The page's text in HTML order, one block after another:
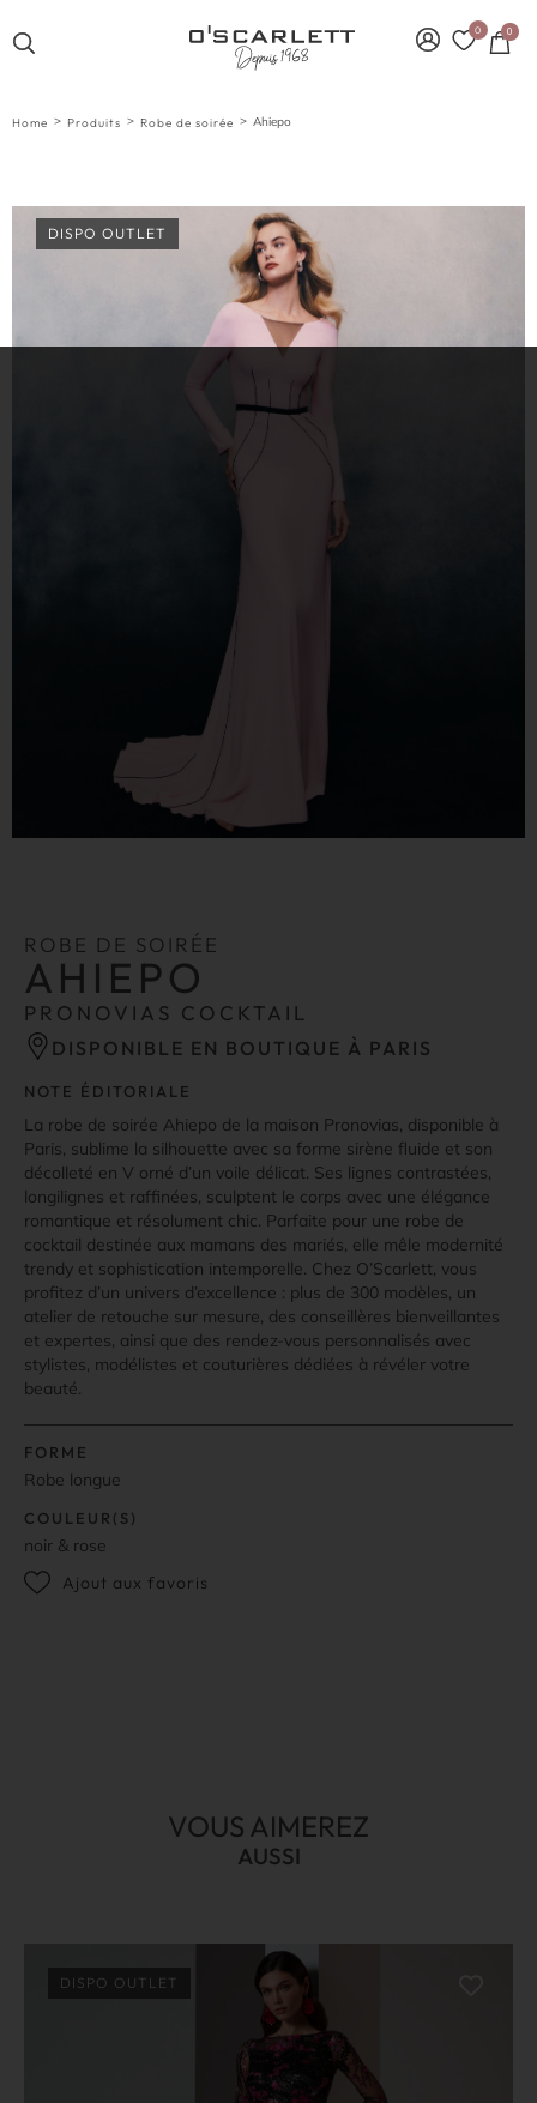
0 0
Home > Produits > Robe de soirée > Ahiepo
DISPO OUTLET
ROBE DE SOIRÉE
AHIEPO
PRONOVIAS COCKTAIL
DISPONIBLE EN BOUTIQUE À PARIS
NOTE ÉDITORIALE
La robe de soirée Ahiepo de la maison Pronovias, disponible à
Paris, sublime la silhouette avec sa forme sirène fluide et son
décolleté en V orné d’un voile délicat. Ses lignes contrastées,
longilignes et raffinées, sculptent le corps avec une élégance
romantique et résolument chic. Parfaite pour une robe de
cocktail destinée aux mamans des mariés, elle mêle modernité
trendy et sophistication intemporelle. Chez O’Scarlett, vous
profitez d’un univers d’excellence : plus de 300 modèles, un
atelier de retouche sur mesure, des conseillères bienveillantes
et expertes, ainsi que des rendez-vous personnalisés avec
stylistes, modélistes et couturières dédiées à révéler votre
beauté.
FORME
Robe longue
COULEUR(S)
noir & rose
Ajout aux favoris
VOUS AIMEREZ
AUSSI
DISPO OUTLET